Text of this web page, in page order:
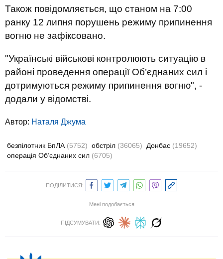
Також повідомляється, що станом на 7:00
ранку 12 липня порушень режиму припинення
вогню не зафіксовано.
"Українські військові контролюють ситуацію в
районі проведення операції Об’єднаних сил і
дотримуються режиму припинення вогню", -
додали у відомстві.
Автор: Наталя Джума
безпілотник БпЛА (5752) обстріл (36065) Донбас (19652)
операція Об’єднаних сил (6705)
ПОДІЛИТИСЯ:
Мені подобається
ПІДСУМУВАТИ: